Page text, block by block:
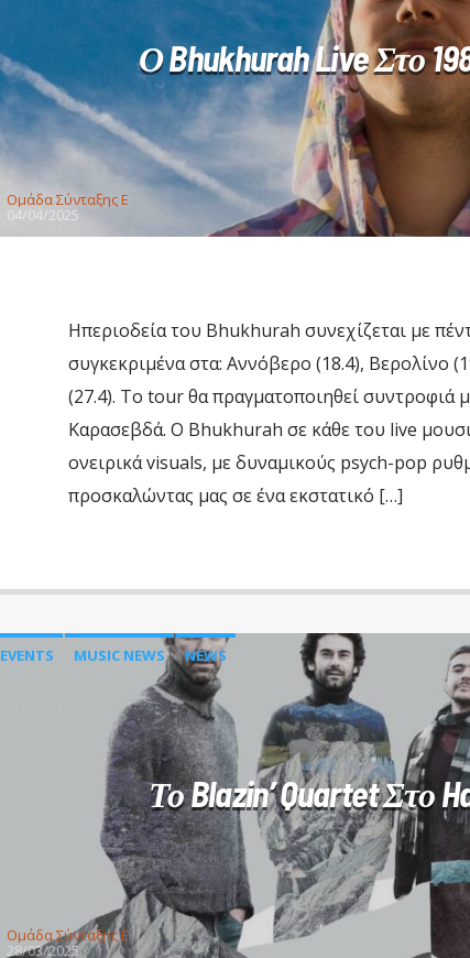
Ο Bhukhurah Live Στο
Oμάδα Σύνταξης Ε
04/04/2025
Ηπεριοδεία του Bhukhurah συνεχίζεται με
συγκεκριμένα στα: Αννόβερο (18.4), Βερολίνο
(27.4). Το tour θα πραγματοποιηθεί συντροφιά
Καρασεβδά. Ο Bhukhurah σε κάθε του live
ονειρικά visuals, με δυναμικούς psych-pop
προσκαλώντας μας σε ένα εκστατικό […]
EVENTS MUSIC NEWS NEWS
Το Blazin’ Quartet Στο
Oμάδα Σύνταξης Ε
28/03/2025